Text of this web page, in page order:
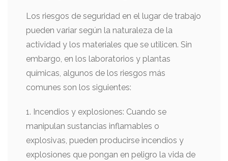
Los riesgos de seguridad en el lugar de trabajo
pueden variar según la naturaleza de la
actividad y los materiales que se utilicen. Sin
embargo, en los laboratorios y plantas
químicas, algunos de los riesgos más
comunes son los siguientes:
1. Incendios y explosiones: Cuando se
manipulan sustancias inflamables o
explosivas, pueden producirse incendios y
explosiones que pongan en peligro la vida de